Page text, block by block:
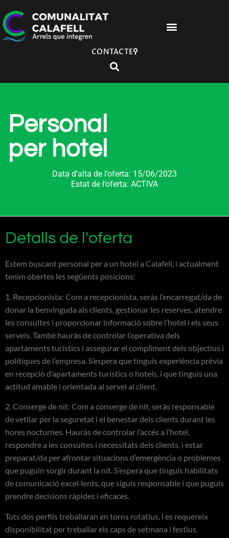
CONTACTE
Personal
per hotel
Data d’alta de l’oferta: 15/06/2023
Estat de l’oferta: ACTIVA
Detalls de l'oferta
Estem buscant personal per a un hotel a Calafell, i actualment
tenim obertes les següents posicions:
1. Recepcionista: Com a recepcionista, seràs l’encarregat/da de
donar la benvinguda als clients, gestionar les reserves, atendre
les consultes i proporcionar informació sobre l’hotel i els seus
serveis. També hauràs de controlar l’operativa dels
apartaments turístics i assegurar el compliment dels objectius i
polítiques de l’empresa. S’espera que tinguis experiència prèvia
en recepció d’apartaments turístics o hotels, i que tinguis una
actitud amable i orientada al servei al client.
2. Conserge de nit: Com a conserge de nit, seràs responsable
de vetllar per la seguretat i el benestar dels clients durant les
hores nocturnes. Hauràs de controlar l’accés a l’hotel,
respondre a les consultes i necessitats dels clients, i estar
preparat/da per afrontar situacions d’emergència o problemes
que puguin sorgir durant la nit. S’espera que tinguis habilitats
de comunicació excel·lents, que siguis responsable i que puguis
prendre decisions ràpides i eficaces.
Tots dos perfils treballaran en torns rotatius, i es requereix
disponibilitat per treballar els caps de setmana i festius.